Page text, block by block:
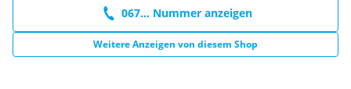
067... Nummer anzeigen
Weitere Anzeigen von diesem Shop